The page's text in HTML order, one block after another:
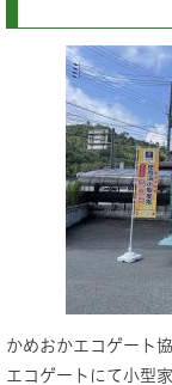
かめおかエコゲート
エコゲートにて小型